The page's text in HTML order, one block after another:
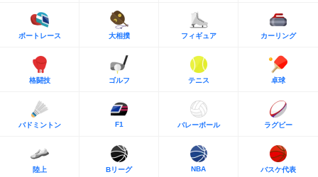
ボートレース 大相撲 フィギュア カーリング
格闘技 ゴルフ テニス 卓球
バドミントン F1 バレーボール ラグビー
陸上 Bリーグ NBA バスケ代表